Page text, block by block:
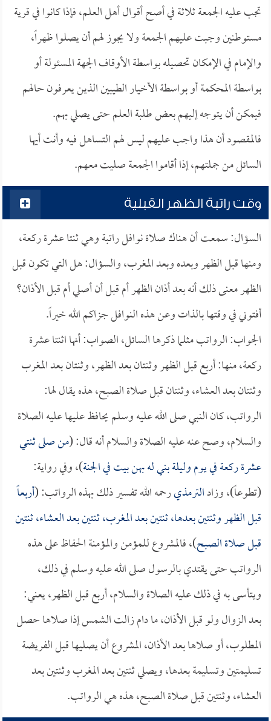
تجب عليه الجمعة ثلاثة في أصح أقوال أهل العلم، فإذا كانوا في قرية
مستوطنين وجبت عليهم الجمعة ولا يجوز لهم أن يصلوا ظهراً،
والإمام في الإمكان تحصيله بواسطة الأوقاف الجهة المسئولة أو
بواسطة المحكمة أو بواسطة الأخيار الطيبين الذين يعرفون حالهم
فيمكن أن يتوجه إليهم بعض طلبة العلم حتى يصلي بهم.
فالمقصود أن هذا واجب عليهم ليس لهم التساهل فيه وأنت أيها
السائل من جملتهم، إذا أقاموا الجمعة صليت معهم.
وقت راتبة الظهر القبلية
السؤال: سمعت أن هناك صلاة نوافل راتبة وهي ثنتا عشرة ركعة،
ومنها قبل الظهر وبعده وبعد المغرب، والسؤال: هل التي تكون قبل
الظهر معنى ذلك أنه بعد أذان الظهر أم قبل أن أصلي أم قبل الأذان؟
أفتوني في وقتها بالذات وعن هذه النوافل جزاكم الله خيراً.
الجواب: الرواتب مثلما ذكرها السائل، الصواب: أنها اثنتا عشرة
ركعة، منها: أربع قبل الظهر وثنتان بعد الظهر، وثنتان بعد المغرب
وثنتان بعد العشاء، وثنتان قبل صلاة الصبح، هذه يقال لها:
الرواتب، كان النبي صلى الله عليه وسلم يحافظ عليها عليه الصلاة
والسلام، وصح عنه عليه الصلاة والسلام أنه قال: (من صلى ثنتي
عشرة ركعة في يوم وليلة بني له بهن بيت في الجنة)، وفي رواية:
(تطوعاً)، وزادالترمذيرحمه الله تفسير ذلك بهذه الرواتب: (أربعاً
قبل الظهر وثنتين بعدها، ثنتين بعد المغرب، ثنتين بعد العشاء، ثنتين
قبل صلاة الصبح)، فالمشروع للمؤمن والمؤمنة الحفاظ على هذه
الرواتب حتى يقتدي بالرسول صلى الله عليه وسلم في ذلك،
ويتأسى به في ذلك عليه الصلاة والسلام، أربع قبل الظهر، يعني:
بعد الزوال ولو قبل الأذان، ما دام زالت الشمس إذا صلاها حصل
المطلوب، أو صلاها بعد الأذان، المشروع أن يصليها قبل الفريضة
تسليمتين وتسليمة بعدها، ويصلي ثنتين بعد المغرب وثنتين بعد
العشاء، وثنتين قبل صلاة الصبح، هذه هي الرواتب.